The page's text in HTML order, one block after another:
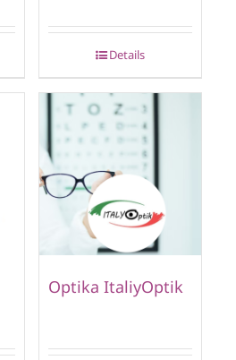
Details
Optika ItaliyOptik